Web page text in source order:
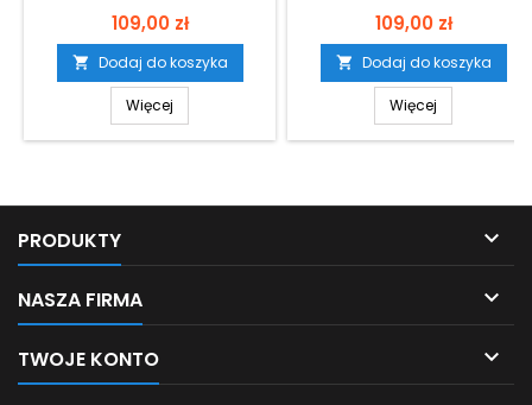
Cena
109,00 zł
 Dodaj do koszyka
Więcej
Cena
109,00 zł
 Dodaj do koszyka
Więcej
PRODUKTY 
NASZA FIRMA 
TWOJE KONTO 